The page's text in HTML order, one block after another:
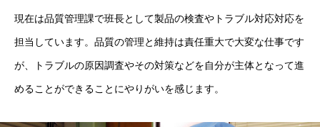
現在は品質管理課で班長として製品の検査やトラブル対応対応を
担当しています。品質の管理と維持は責任重大で大変な仕事です
が、トラブルの原因調査やその対策などを自分が主体となって進
めることができることにやりがいを感じます。